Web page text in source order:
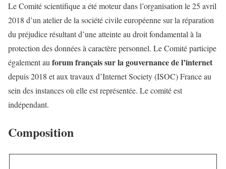
Le Comité scientifique a été moteur dans l’organisation le 25 avril
2018 d’un atelier de la société civile européenne sur la réparation
du préjudice résultant d’une atteinte au droit fondamental à la
protection des données à caractère personnel. Le Comité participe
également au forum français sur la gouvernance de l’internet
depuis 2018 et aux travaux d’Internet Society (ISOC) France au
sein des instances où elle est représentée. Le comité est
indépendant.
Composition